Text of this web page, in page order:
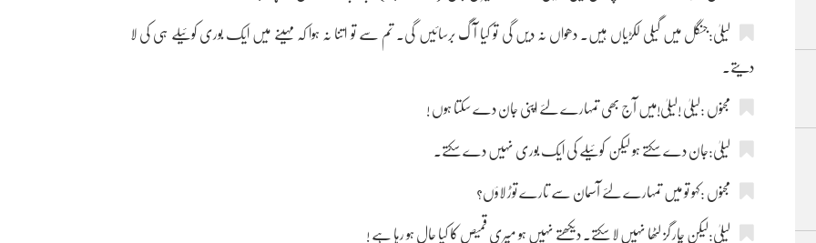
لیلیٰ:جنگل میں گیلی لکڑیاں ہیں۔ دھواں نہ دیں گی تو کیا آگ برسائیں گی۔ تم سے تو اتنا نہ ہوا کہ مہینے میں ایک بوری کوئیلے ہی کی لا
دیتے۔
مجنوں :لیلیٰ !لیلیٰ!میں آج بھی تمہارے لئے اپنی جان دے سکتا ہوں !
لیلیٰ:جان دے سکتے ہو لیکن کوئیلے کی ایک بوری نہیں دے سکتے۔
مجنوں :کہو تو میں تمہارے لئے آسمان سے تارے توڑ لاؤں؟
لیلیٰ:لیکن چار گز لٹھا نہیں لا سکتے۔ دیکھتے نہیں ہو میری قمیص کا کیا حال ہو رہا ہے !